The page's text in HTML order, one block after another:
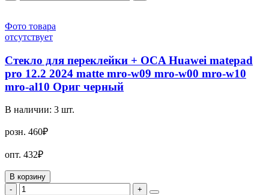
Фото товара
отсутствует
Стекло для переклейки + OCA Huawei matepad
pro 12.2 2024 matte mro-w09 mro-w00 mro-w10
mro-al10 Ориг черный
В наличии: 3 шт.
розн. 460₽
опт. 432₽
В корзину
-
+